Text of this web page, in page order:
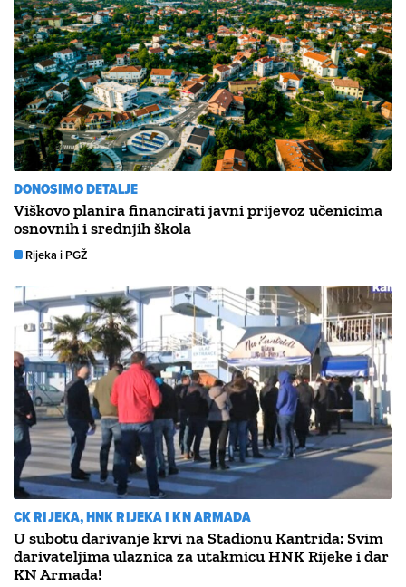
DONOSIMO DETALJE
Viškovo planira financirati javni prijevoz učenicima
osnovnih i srednjih škola
Rijeka i PGŽ
CK RIJEKA, HNK RIJEKA I KN ARMADA
U subotu darivanje krvi na Stadionu Kantrida: Svim
darivateljima ulaznica za utakmicu HNK Rijeke i dar
KN Armada!